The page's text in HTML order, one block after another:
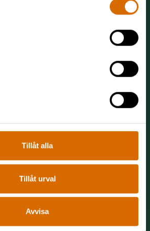
Tillåt alla
Tillåt urval
Avvisa